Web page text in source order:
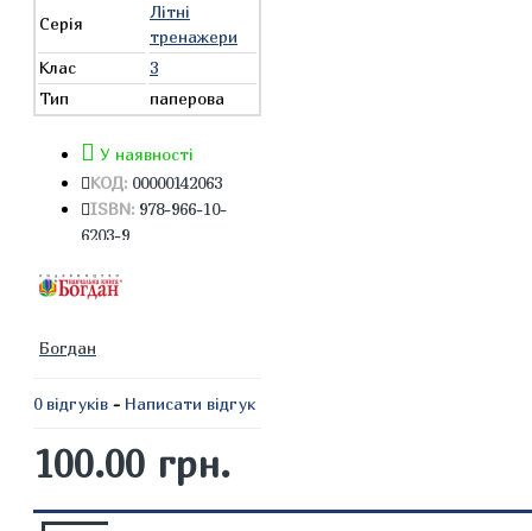
Серія
Літні
тренажери
Клас
3
Тип
паперова
У наявності
КОД: 00000142063
ISBN: 978-966-10-
6203-9
Богдан
0 відгуків - Написати відгук
100.00 грн.